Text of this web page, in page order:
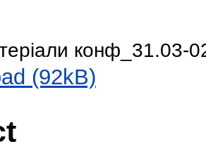
конф_31.03-
(92kB)